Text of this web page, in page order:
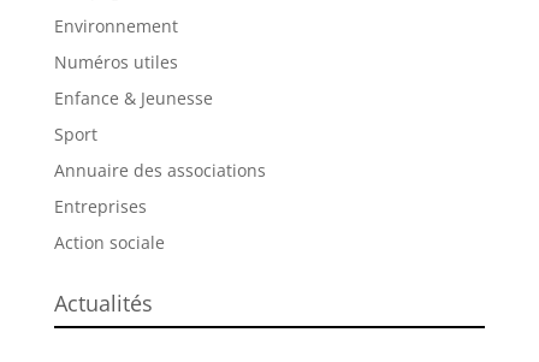
Environnement
Numéros utiles
Enfance & Jeunesse
Sport
Annuaire des associations
Entreprises
Action sociale
Actualités